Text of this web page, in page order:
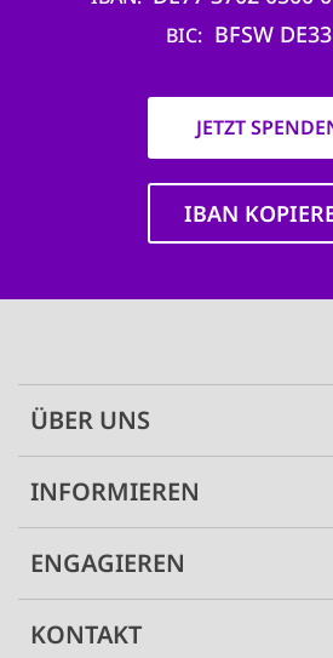
BIC BFSW
JETZT
IBAN
ÜBER UNS
INFORMIEREN
ENGAGIEREN
KONTAKT